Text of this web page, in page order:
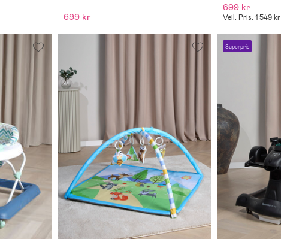
699 kr
699 kr
Veil. Pris: 1 549 kr
Superpris